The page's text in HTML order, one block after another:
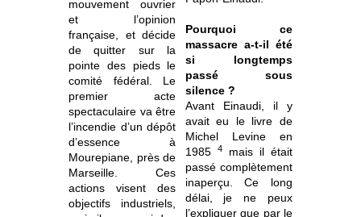
mouvement ouvrier
et l’opinion
française, et décide
de quitter sur la
pointe des pieds le
comité fédéral. Le
premier acte
spectaculaire va être
l’incendie d’un dépôt
d’essence à
Mourepiane, près de
Marseille. Ces
actions visent des
objectifs industriels,
Pourquoi ce
massacre a-t-il été
si longtemps
passé sous
silence ?
Avant Einaudi, il y
avait eu le livre de
Michel Levine en
1985
4mais il était
passé complètement
inaperçu. Ce long
délai, je ne peux
l’expliquer que par le